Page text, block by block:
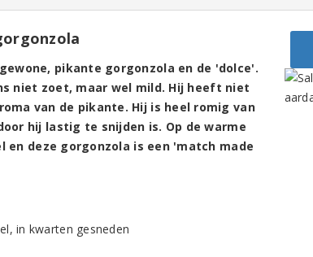
pikante gorgonzola en de 'dolce'.
niet zoet, maar wel mild. Hij heeft niet
van de pikante. Hij is heel romig van
hij lastig te snijden is. Op de warme
deze gorgonzola is een 'match made
in kwarten gesneden